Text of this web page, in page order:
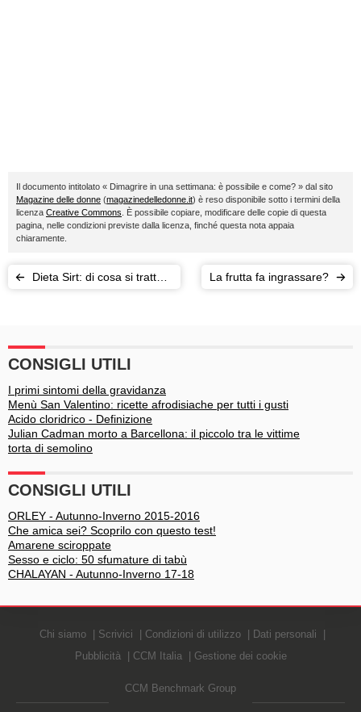
Il documento intitolato « Dimagrire in una settimana: è possibile e come? » dal sito
Magazine delle donne (magazinedelledonne.it) è reso disponibile sotto i termini della
licenza Creative Commons . È possibile copiare, modificare delle copie di questa
pagina, nelle condizioni previste dalla licenza, finché questa nota appaia
chiaramente.
Dieta Sirt: di cosa si tratta e
La frutta fa ingrassare?
CONSIGLI UTILI
I primi sintomi della gravidanza
Menù San Valentino: ricette afrodisiache per tutti i gusti
Acido cloridrico - Definizione
Julian Cadman morto a Barcellona: il piccolo tra le vittime
torta di semolino
CONSIGLI UTILI
ORLEY - Autunno-Inverno 2015-2016
Che amica sei? Scoprilo con questo test!
Amarene sciroppate
Sesso e ciclo: 50 sfumature di tabù
CHALAYAN - Autunno-Inverno 17-18
Chi siamo Scrivici Condizioni di utilizzo
Dati personali
Pubblicità
CCM Italia Gestione dei cookie
CCM Benchmark Group